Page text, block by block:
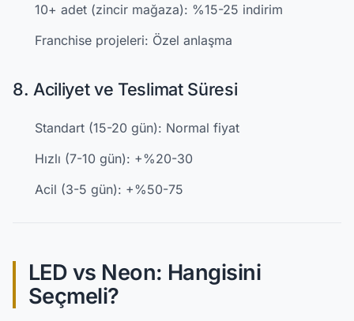
10+ adet (zincir mağaza): %15-25 indirim
Franchise projeleri: Özel anlaşma
8. Aciliyet ve Teslimat Süresi
Standart (15-20 gün): Normal fiyat
Hızlı (7-10 gün): +%20-30
Acil (3-5 gün): +%50-75
LED vs Neon: Hangisini
Seçmeli?